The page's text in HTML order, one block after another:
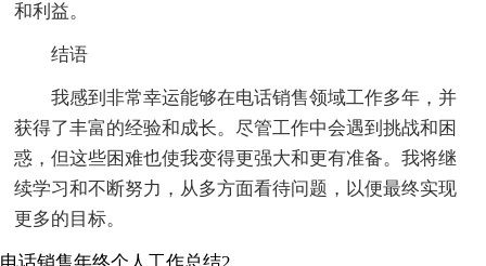
和利益。
结语
我感到非常幸运能够在电话销售领域工作多年，并
获得了丰富的经验和成长。尽管工作中会遇到挑战和困
惑，但这些困难也使我变得更强大和更有准备。我将继
续学习和不断努力，从多方面看待问题，以便最终实现
更多的目标。